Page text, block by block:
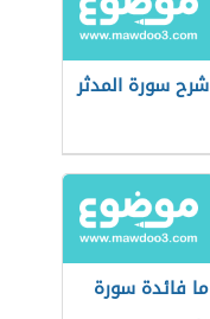
شرح سورة المدثر
ما فائدة سورة